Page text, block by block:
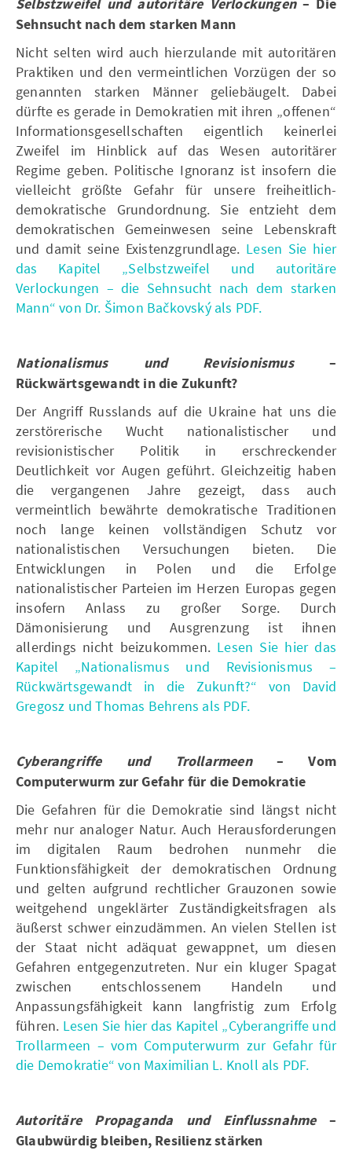
Selbstzweifel und autoritäre Verlockungen– Die
Sehnsucht nach dem starken Mann
Nicht selten wird auch hierzulande mit autoritären
Praktiken und den vermeintlichen Vorzügen der so
genannten starken Männer geliebäugelt. Dabei
dürfte es gerade in Demokratien mit ihren „offenen“
Informationsgesellschaften eigentlich keinerlei
Zweifel im Hinblick auf das Wesen autoritärer
Regime geben. Politische Ignoranz ist insofern die
vielleicht größte Gefahr für unsere freiheitlich-
demokratische Grundordnung. Sie entzieht dem
demokratischen Gemeinwesen seine Lebenskraft
und damit seine Existenzgrundlage. Lesen Sie hier
das Kapitel „Selbstzweifel und autoritäre
Verlockungen – die Sehnsucht nach dem starken
Mann“ von Dr. Šimon Bačkovský als PDF.
Nationalismus und Revisionismus –
Rückwärtsgewandt in die Zukunft?
Der Angriff Russlands auf die Ukraine hat uns die
zerstörerische Wucht nationalistischer und
revisionistischer Politik in erschreckender
Deutlichkeit vor Augen geführt. Gleichzeitig haben
die vergangenen Jahre gezeigt, dass auch
vermeintlich bewährte demokratische Traditionen
noch lange keinen vollständigen Schutz vor
nationalistischen Versuchungen bieten. Die
Entwicklungen in Polen und die Erfolge
nationalistischer Parteien im Herzen Europas gegen
insofern Anlass zu großer Sorge. Durch
Dämonisierung und Ausgrenzung ist ihnen
allerdings nicht beizukommen.Lesen Sie hier das
Kapitel „Nationalismus und Revisionismus –
Rückwärtsgewandt in die Zukunft?“ von David
Gregosz und Thomas Behrens als PDF.
Cyberangriffe und Trollarmeen– Vom
Computerwurm zur Gefahr für die Demokratie
Die Gefahren für die Demokratie sind längst nicht
mehr nur analoger Natur. Auch Herausforderungen
im digitalen Raum bedrohen nunmehr die
Funktionsfähigkeit der demokratischen Ordnung
und gelten aufgrund rechtlicher Grauzonen sowie
weitgehend ungeklärter Zuständigkeitsfragen als
äußerst schwer einzudämmen. An vielen Stellen ist
der Staat nicht adäquat gewappnet, um diesen
Gefahren entgegenzutreten. Nur ein kluger Spagat
zwischen entschlossenem Handeln und
Anpassungsfähigkeit kann langfristig zum Erfolg
führen. Lesen Sie hier das Kapitel „Cyberangriffe und
Trollarmeen – vom Computerwurm zur Gefahr für
die Demokratie“ von Maximilian L. Knoll als PDF.
Autoritäre Propaganda und Einflussnahme –
Glaubwürdig bleiben, Resilienz stärken